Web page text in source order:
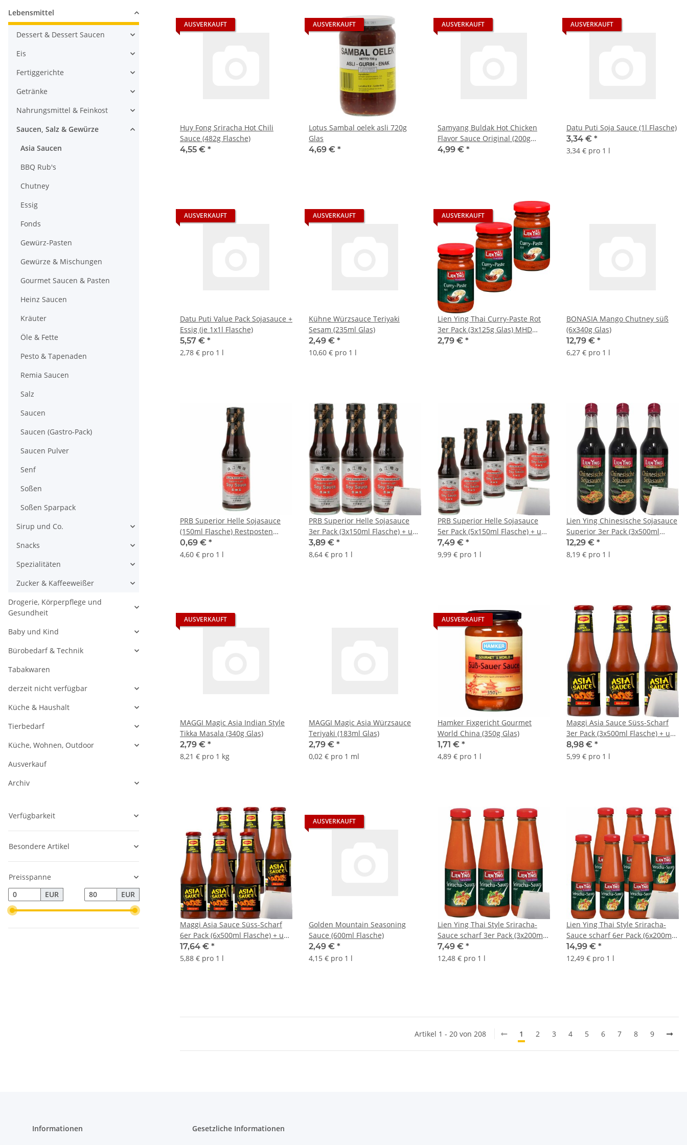
AUSVERKAUFT
Huy Fong Sriracha Hot Chili
Sauce (482g Flasche)
4,55 € *
AUSVERKAUFT
Lotus Sambal oelek asli 720g
Glas
4,69 € *
AUSVERKAUFT
Samyang Buldak Hot Chicken
Flavor Sauce Original (200g
Flasche)
4,99 € *
AUSVERKAUFT
Datu Puti Soja Sauce (1l Flasche)
3,34 € *
3,34 € pro 1 l
AUSVERKAUFT
Datu Puti Value Pack Sojasauce +
Essig (je 1x1l Flasche)
5,57 € *
2,78 € pro 1 l
AUSVERKAUFT
Kühne Würzsauce Teriyaki
Sesam (235ml Glas)
2,49 € *
10,60 € pro 1 l
AUSVERKAUFT
Lien Ying Thai Curry-Paste Rot
3er Pack (3x125g Glas) MHD
14.07.2024 Sonderpreis
2,79 € *
BONASIA Mango Chutney süß
(6x340g Glas)
12,79 € *
6,27 € pro 1 l
PRB Superior Helle Sojasauce
(150ml Flasche) Restposten
Sonderpreis MHD 02.12.2024
0,69 € *
4,60 € pro 1 l
PRB Superior Helle Sojasauce
3er Pack (3x150ml Flasche) + usy
Block
3,89 € *
8,64 € pro 1 l
PRB Superior Helle Sojasauce
5er Pack (5x150ml Flasche) + usy
Block
7,49 € *
9,99 € pro 1 l
Lien Ying Chinesische Sojasauce
Superior 3er Pack (3x500ml
Flasche) + usy Block
12,29 € *
8,19 € pro 1 l
AUSVERKAUFT
MAGGI Magic Asia Indian Style
Tikka Masala (340g Glas)
2,79 € *
8,21 € pro 1 kg
MAGGI Magic Asia Würzsauce
Teriyaki (183ml Glas)
2,79 € *
0,02 € pro 1 ml
AUSVERKAUFT
Hamker Fixgericht Gourmet
World China (350g Glas)
1,71 € *
4,89 € pro 1 l
Maggi Asia Sauce Süss-Scharf
3er Pack (3x500ml Flasche) + usy
Block
8,98 € *
5,99 € pro 1 l
Maggi Asia Sauce Süss-Scharf
6er Pack (6x500ml Flasche) + usy
Block
17,64 € *
5,88 € pro 1 l
AUSVERKAUFT
Golden Mountain Seasoning
Sauce (600ml Flasche)
2,49 € *
4,15 € pro 1 l
Lien Ying Thai Style Sriracha-
Sauce scharf 3er Pack (3x200ml
Flasche) + usy Block
7,49 € *
12,48 € pro 1 l
Lien Ying Thai Style Sriracha-
Sauce scharf 6er Pack (6x200ml
Flasche) + usy Block
14,99 € *
12,49 € pro 1 l
Artikel 1 - 20 von 208 1 2 3 4 5 6 7 8 9
Lebensmittel
Dessert & Dessert Saucen
Eis
Fertiggerichte
Getränke
Nahrungsmittel & Feinkost
Saucen, Salz & Gewürze
Asia Saucen
BBQ Rub's
Chutney
Essig
Fonds
Gewürz-Pasten
Gewürze & Mischungen
Gourmet Saucen & Pasten
Heinz Saucen
Kräuter
Öle & Fette
Pesto & Tapenaden
Remia Saucen
Salz
Saucen
Saucen (Gastro-Pack)
Saucen Pulver
Senf
Soßen
Soßen Sparpack
Sirup und Co.
Snacks
Spezialitäten
Zucker & Kaffeeweißer
Drogerie, Körperpflege und
Gesundheit
Baby und Kind
Bürobedarf & Technik
Tabakwaren
derzeit nicht verfügbar
Küche & Haushalt
Tierbedarf
Küche, Wohnen, Outdoor
Ausverkauf
Archiv
Verfügbarkeit
Besondere Artikel
Preisspanne
EUR
EUR
Informationen Gesetzliche Informationen